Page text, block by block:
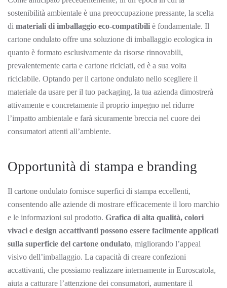
sostenibilità ambientale è una preoccupazione pressante, la scelta
di materiali di imballaggio eco-compatibili è fondamentale. Il
cartone ondulato offre una soluzione di imballaggio ecologica in
quanto è formato esclusivamente da risorse rinnovabili,
prevalentemente carta e cartone riciclati, ed è a sua volta
riciclabile. Optando per il cartone ondulato nello scegliere il
materiale da usare per il tuo packaging, la tua azienda dimostrerà
attivamente e concretamente il proprio impegno nel ridurre
l’impatto ambientale e farà sicuramente breccia nel cuore dei
consumatori attenti all’ambiente.
Opportunità di stampa e branding
Il cartone ondulato fornisce superfici di stampa eccellenti,
consentendo alle aziende di mostrare efficacemente il loro marchio
e le informazioni sul prodotto. Grafica di alta qualità, colori
vivaci e design accattivanti possono essere facilmente applicati
sulla superficie del cartone ondulato, migliorando l’appeal
visivo dell’imballaggio. La capacità di creare confezioni
accattivanti, che possiamo realizzare internamente in Euroscatola,
aiuta a catturare l’attenzione dei consumatori, aumentare il